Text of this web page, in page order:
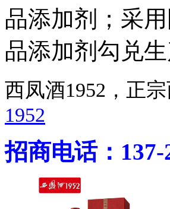
品添加剂；采
品添加剂勾兑生
西凤酒1952，正
1952
招商电话：137-